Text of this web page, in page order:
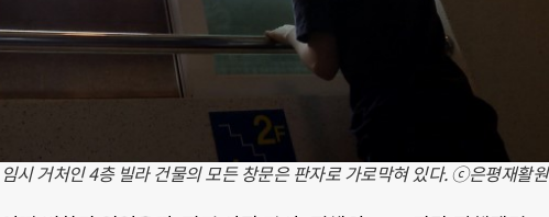
시 거처인 4층 빌라 건물의 모든 창문은 판자로 가로막혀 있다. ⓒ은평재활원